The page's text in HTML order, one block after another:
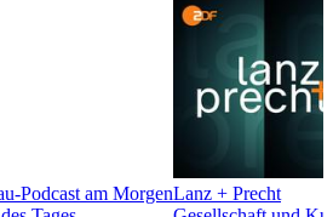
Podcast am MorgenLanz + Precht